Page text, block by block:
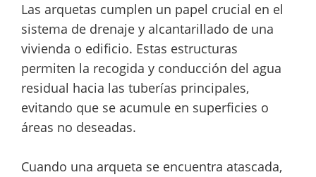
Las arquetas cumplen un papel crucial en el
sistema de drenaje y alcantarillado de una
vivienda o edificio. Estas estructuras
permiten la recogida y conducción del agua
residual hacia las tuberías principales,
evitando que se acumule en superficies o
áreas no deseadas.
Cuando una arqueta se encuentra atascada,